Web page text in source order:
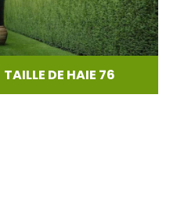
TAILLE DE HAIE 76